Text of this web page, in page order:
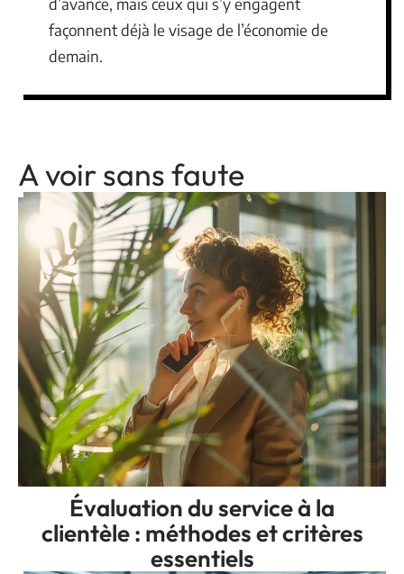
façonnent déjà le visage de l’économie de
demain.
A voir sans faute
Évaluation du service à la
clientèle : méthodes et critères
essentiels